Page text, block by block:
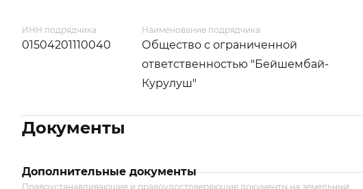
ИНН подрядчика
01504201110040
Наименование подрядчика
Общество с ограниченной
ответственностью "Бейшембай-
Курулуш"
Документы
Дополнительные документы
Правоустанавливающие и правоудостоверяющие документы на земельный